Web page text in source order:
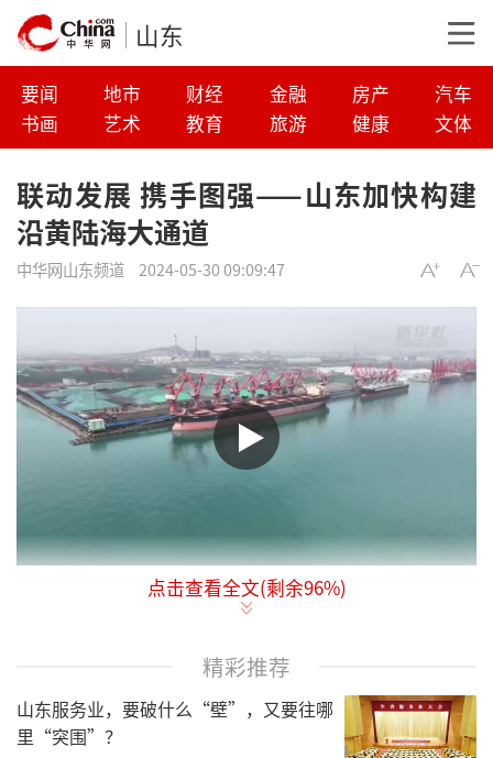
山东
要闻 地市 财经 金融 房产
汽车
书画
艺术 教育 旅游 健康 文体
联动发展 携手图强——山东加快构建
沿黄陆海大通道
中华网山东频道 2024-05-30 09:09:47
点击查看全文(剩余96%)
精彩推荐
山东服务业，要破什么“壁”，又要往哪
里“突围”？